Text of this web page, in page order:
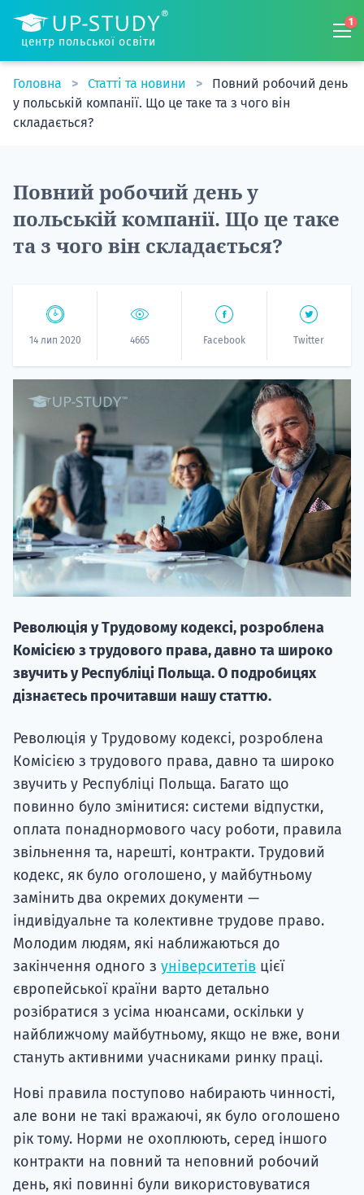
центр польської освіти
1
Головна Статті та новини
Повний робочий день
у польській компанії. Що це таке та з чого він
складається?
Повний робочий день у
польській компанії. Що це таке
та з чого він складається?
14 лип 2020 4665 Facebook Twitter
Революція у Трудовому кодексі, розроблена
Комісією з трудового права, давно та широко
звучить у Республіці Польща. О подробицях
дізнаєтесь прочитавши нашу статтю.
Революція у Трудовому кодексі, розроблена
Комісією з трудового права, давно та широко
звучить у Республіці Польща. Багато що
повинно було змінитися: системи відпустки,
оплата понаднормового часу роботи, правила
звільнення та, нарешті, контракти. Трудовий
кодекс, як було оголошено, у майбутньому
замінить два окремих документи —
індивідуальне та колективне трудове право.
Молодим людям, які наближаються до
закінчення одного з університетів цієї
європейської країни варто детально
розібратися з усіма нюансами, оскільки у
найближчому майбутньому, якщо не вже, вони
стануть активними учасниками ринку праці.
Нові правила поступово набирають чинності,
але вони не такі вражаючі, як було оголошено
рік тому. Норми не охоплюють, серед іншого
контракти на повний та неповний робочий
день, які повинні були використовуватися
НАБІР
вступ на